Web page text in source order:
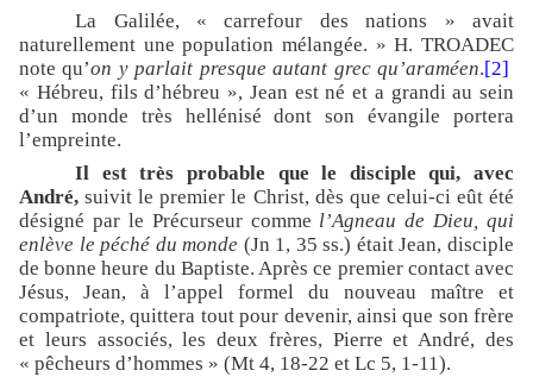
La Galilée, « carrefour des nations » avait
naturellement une population mélangée. » H. TROADEC
note qu’on y parlait presque autant grec qu’araméen.[2]
« Hébreu, fils d’hébreu », Jean est né et a grandi au sein
d’un monde très hellénisé dont son évangile portera
l’empreinte.
Il est très probable que le disciple qui, avec
André, suivit le premier le Christ, dès que celui-ci eût été
désigné par le Précurseur comme l’Agneau de Dieu, qui
enlève le péché du monde (Jn 1, 35 ss.) était Jean, disciple
de bonne heure du Baptiste. Après ce premier contact avec
Jésus, Jean, à l’appel formel du nouveau maître et
compatriote, quittera tout pour devenir, ainsi que son frère
et leurs associés, les deux frères, Pierre et André, des
« pêcheurs d’hommes » (Mt 4, 18-22 et Lc 5, 1-11).